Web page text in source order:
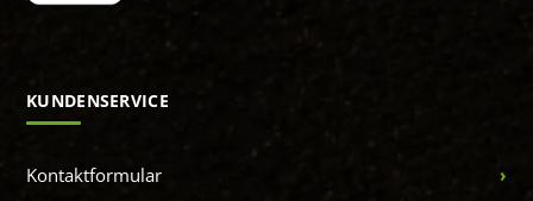
KUNDENSERVICE
Kontaktformular